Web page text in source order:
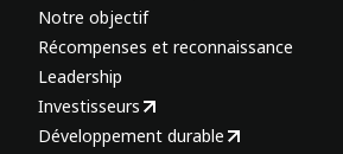
Notre objectif
Récompenses et reconnaissance
Leadership
Investisseurs
Développement durable